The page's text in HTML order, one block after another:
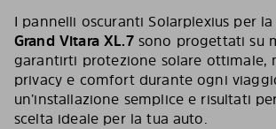
I pannelli oscuranti Solarplexius per
Grand Vitara XL.7sono progettati su
garantirti protezione solare ottimale,
privacy e comfort durante ogni
un’installazione semplice e risultati
scelta ideale per la tua auto.